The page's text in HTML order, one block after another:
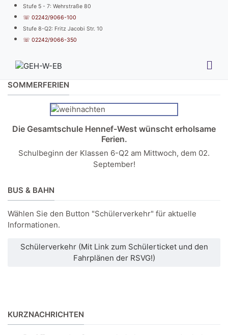
Stufe 5 - 7: Wehrstraße 80
☏ 02242/9066-100
Stufe 8-Q2: Fritz Jacobi Str. 10
☏ 02242/9066-350
SOMMERFERIEN
Die Gesamtschule Hennef-West wünscht erholsame
Ferien.
Schulbeginn der Klassen 6-Q2 am Mittwoch, dem 02.
September!
BUS & BAHN
Wählen Sie den Button "Schülerverkehr" für aktuelle
Informationen.
Schülerverkehr (Mit Link zum Schülerticket und den
Fahrplänen der RSVG!)
KURZNACHRICHTEN